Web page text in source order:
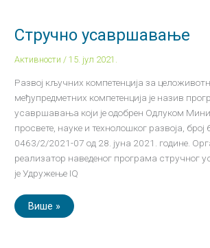
Стручно усавршавање
Активности /15. јул 2021.
Развој кључних компетенција за
међупредметних компетенција је назив
усавршавања који је одобрен Одлуком
просвете, науке и технолошког развоја, број
0463/2/2021-07 од 28. јуна 2021. године.
реализатор наведеног програма стручног
је Удружење IQ
Више »